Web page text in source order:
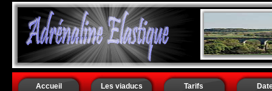
Accueil Les viaducs Tarifs